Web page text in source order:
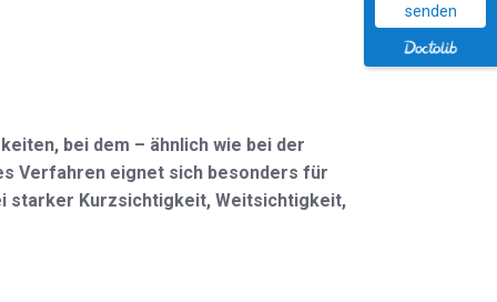
senden
bei dem – ähnlich wie bei der
Verfahren eignet sich besonders für
starker Kurzsichtigkeit, Weitsichtigkeit,